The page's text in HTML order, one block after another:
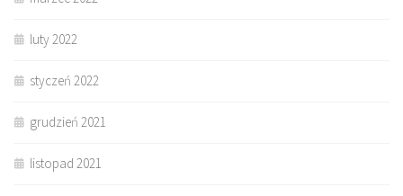
luty 2022
styczeń 2022
grudzień 2021
listopad 2021